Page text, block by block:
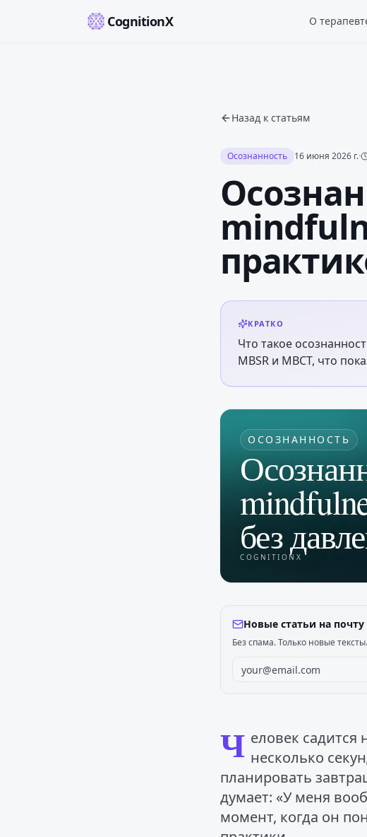
CognitionX О
Назад к статьям
Осознанность 16 июня 2026 г.·
КРАТКО
Что такое
MBSR и MBCT, что
ОСОЗНАННОСТЬ
без
COGNITIONX
Новые статьи на почту
Без спама. Только новые тексты.
Ч еловек садится
несколько
планировать
думает: «У меня
момент, когда он